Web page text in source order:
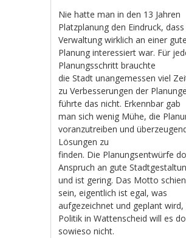
Nie hatte man in den 13 Jahren
Platzplanung den Eindruck, dass
Verwaltung wirklich an einer
Planung interessiert war. Für
Planungsschritt brauchte
die Stadt unangemessen viel
zu Verbesserungen der
führte das nicht. Erkennbar gab
man sich wenig Mühe, die
voranzutreiben und
Lösungen zu
finden. Die Planungsentwürfe
Anspruch an gute
und ist gering. Das Motto
sein, eigentlich ist egal, was
aufgezeichnet und geplant wird,
Politik in Wattenscheid will es
sowieso nicht.